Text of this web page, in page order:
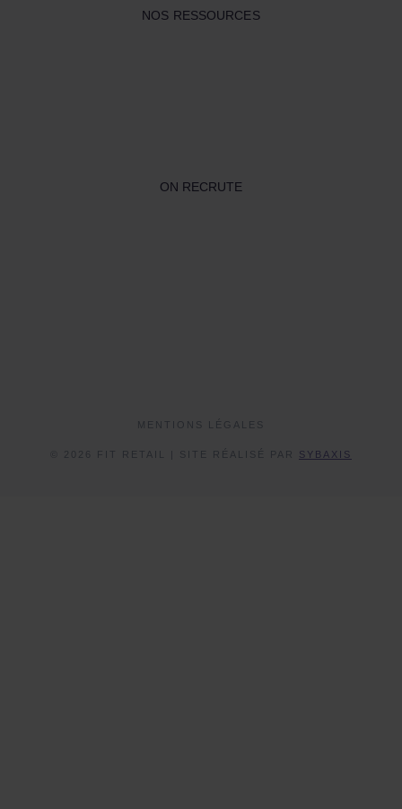
NOS RESSOURCES
ON RECRUTE
© 2026 FIT RETAIL | SITE RÉALISÉ PAR SYBAXIS
MENTIONS LÉGALES